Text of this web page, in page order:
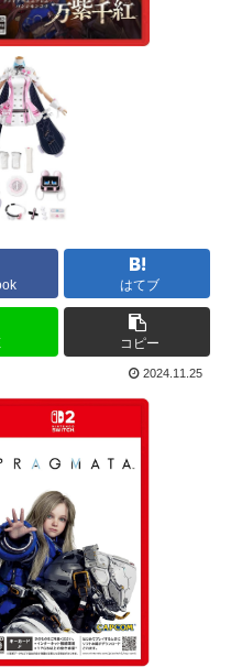
はてブ
コピー
2024.11.25